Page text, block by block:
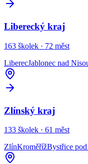
Liberecký kraj
163 školek · 72 měst
LiberecJablonec nad
Zlínský kraj
133 školek · 61 měst
ZlínKroměřížBystřice